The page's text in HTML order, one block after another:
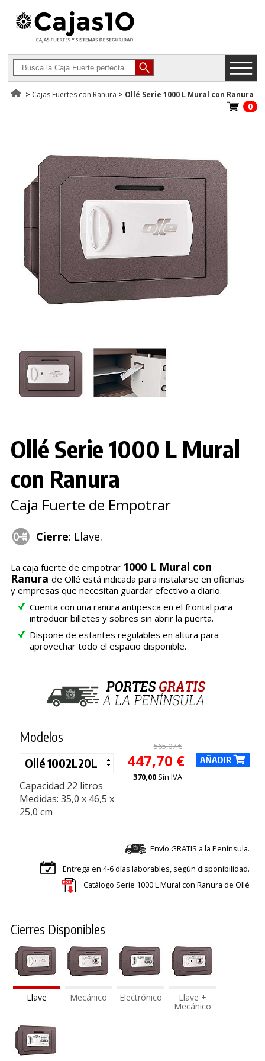
> Cajas Fuertes con Ranura > Ollé Serie 1000 L Mural con Ranura
0
Ollé Serie 1000 L Mural
con Ranura
Caja Fuerte de Empotrar
Cierre: Llave.
La caja fuerte de empotrar 1000 L Mural con
Ranura de Ollé está indicada para instalarse en oficinas
y empresas que necesitan guardar efectivo a diario.
Cuenta con una ranura antipesca en el frontal para
introducir billetes y sobres sin abrir la puerta.
Dispone de estantes regulables en altura para
aprovechar todo el espacio disponible.
Modelos
Capacidad 22 litros
Medidas: 35,0 x 46,5 x
25,0 cm
565,07 €
447,70 €
370,00 Sin IVA
Envío GRATIS a la Península.
Entrega en 4-6 días laborables, según disponibilidad.
Catálogo Serie 1000 L Mural con Ranura de Ollé
Cierres Disponibles
Llave Mecánico Electrónico Llave +
Mecánico